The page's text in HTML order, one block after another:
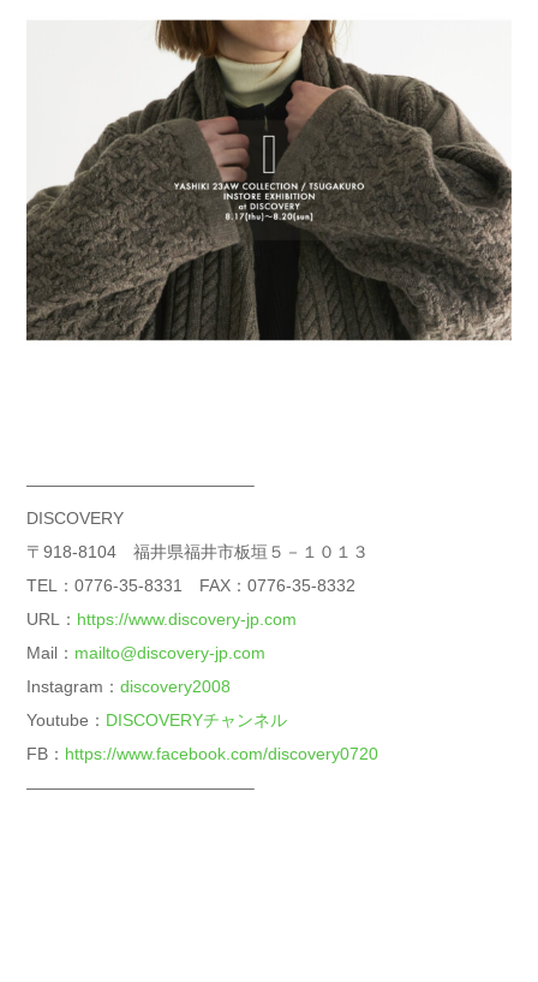
—————————————–
DISCOVERY
〒918-8104 福井県福井市板垣５－１０１３
TEL：0776-35-8331 FAX：0776-35-8332
URL： https://www.discovery-jp.com
Mail： mailto@discovery-jp.com
Instagram： discovery2008
Youtube： DISCOVERYチャンネル
FB： https://www.facebook.com/discovery0720
—————————————–